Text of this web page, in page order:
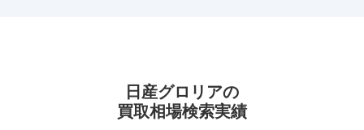
日産グロリアの
買取相場検索実績